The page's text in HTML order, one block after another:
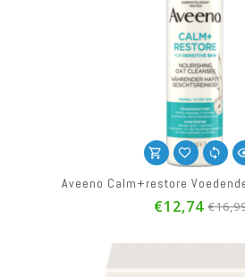
Aveeno Calm+restore
€12,74